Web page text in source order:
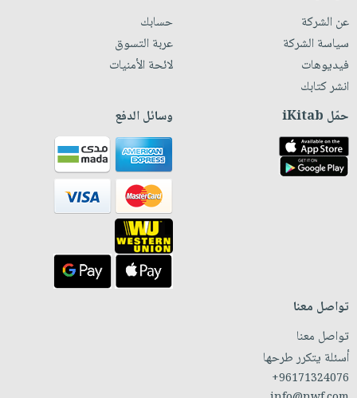
عن الشركة
سياسة الشركة
فيديوهات
انشر كتابك
حسابك
عربة التسوق
لائحة الأمنيات
حمّل iKitab وسائل الدفع
تواصل معنا
تواصل معنا
أسئلة يتكرر طرحها
+96171324076